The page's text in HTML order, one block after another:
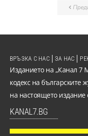
Изданието на „Канал 7
кодекс на българските
на настоящето издание
KANAL7.BG
ВРЪЗКА С НАС ЗА НАС